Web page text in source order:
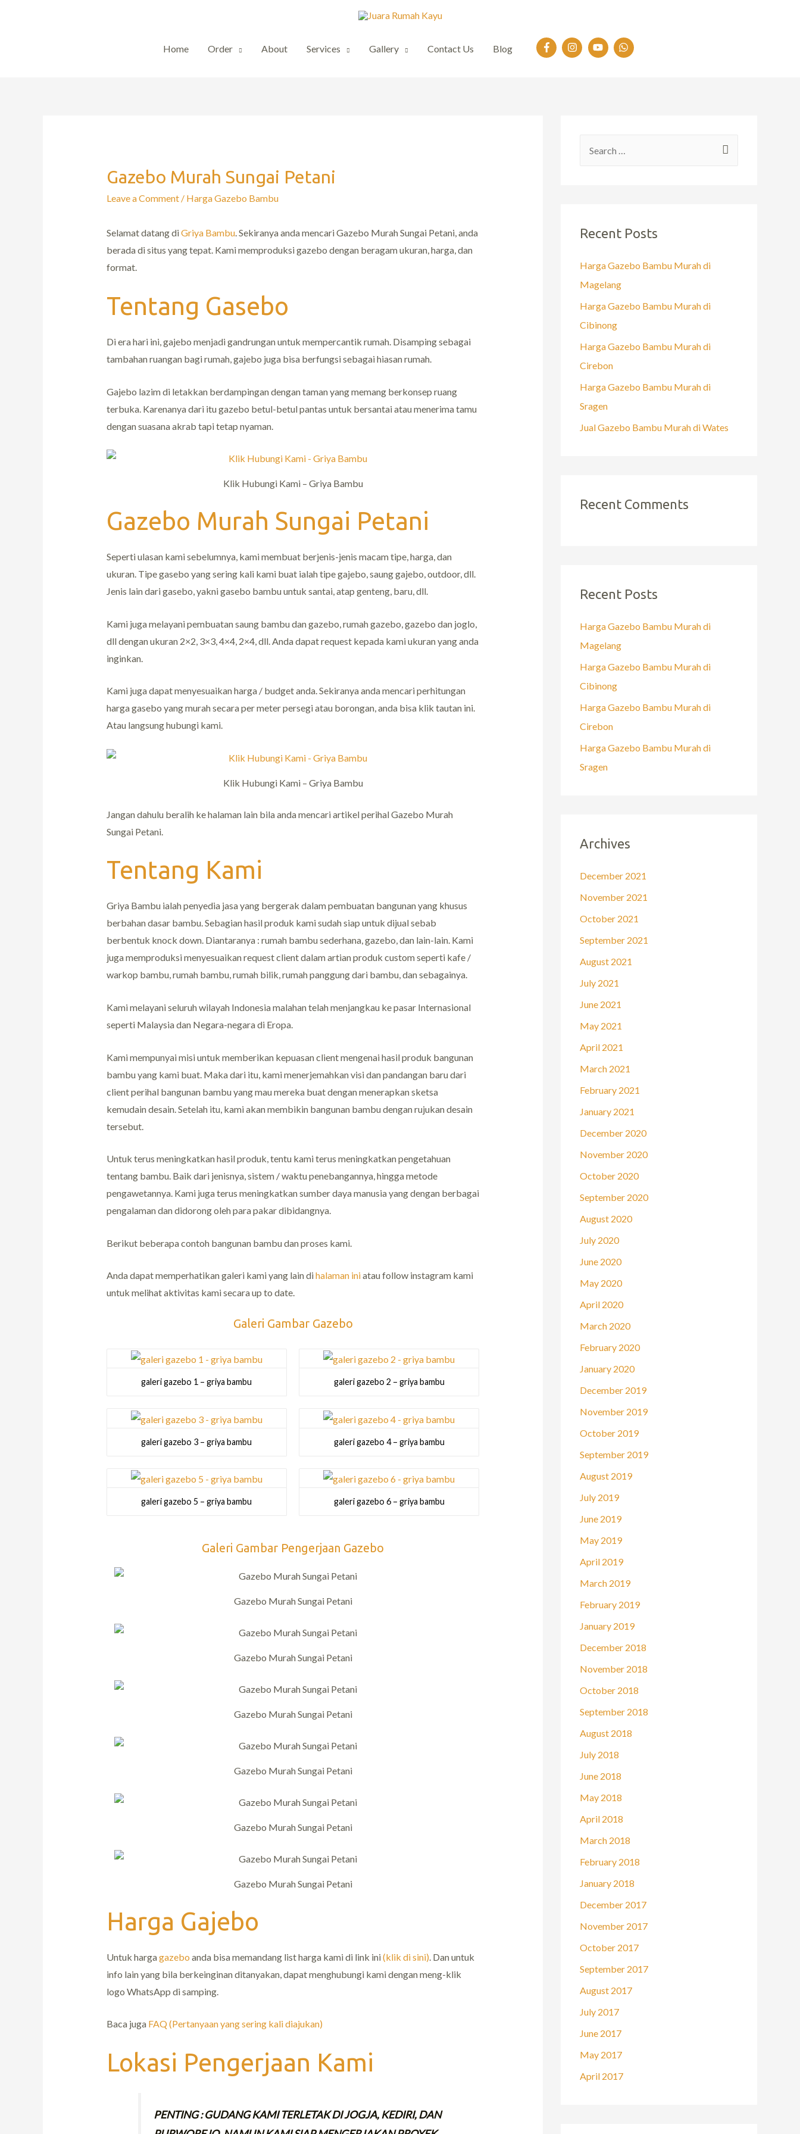
Home Order About Services Gallery Contact Us Blog
Gazebo Murah Sungai Petani
Leave a Comment / Harga Gazebo Bambu
Selamat datang diGriya Bambu. Sekiranya anda mencari Gazebo Murah Sungai Petani, anda
berada di situs yang tepat. Kami memproduksi gazebo dengan beragam ukuran, harga, dan
format.
Tentang Gasebo
Di era hari ini, gajebo menjadi gandrungan untuk mempercantik rumah. Disamping sebagai
tambahan ruangan bagi rumah, gajebo juga bisa berfungsi sebagai hiasan rumah.
Gajebo lazim di letakkan berdampingan dengan taman yang memang berkonsep ruang
terbuka. Karenanya dari itu gazebo betul-betul pantas untuk bersantai atau menerima tamu
dengan suasana akrab tapi tetap nyaman.
Klik Hubungi Kami – Griya Bambu
Gazebo Murah Sungai Petani
Seperti ulasan kami sebelumnya, kami membuat berjenis-jenis macam tipe, harga, dan
ukuran. Tipe gasebo yang sering kali kami buat ialah tipe gajebo, saung gajebo, outdoor, dll.
Jenis lain dari gasebo, yakni gasebo bambu untuk santai, atap genteng, baru, dll.
Kami juga melayani pembuatan saung bambu dan gazebo, rumah gazebo, gazebo dan joglo,
dll dengan ukuran 2×2, 3×3, 4×4, 2×4, dll. Anda dapat request kepada kami ukuran yang anda
inginkan.
Kami juga dapat menyesuaikan harga / budget anda. Sekiranya anda mencari perhitungan
harga gasebo yang murah secara per meter persegi atau borongan, anda bisa klik tautan ini.
Atau langsung hubungi kami.
Klik Hubungi Kami – Griya Bambu
Jangan dahulu beralih ke halaman lain bila anda mencari artikel perihal Gazebo Murah
Sungai Petani.
Tentang Kami
Griya Bambu ialah penyedia jasa yang bergerak dalam pembuatan bangunan yang khusus
berbahan dasar bambu. Sebagian hasil produk kami sudah siap untuk dijual sebab
berbentuk knock down. Diantaranya : rumah bambu sederhana, gazebo, dan lain-lain. Kami
juga memproduksi menyesuaikan request client dalam artian produk custom seperti kafe /
warkop bambu, rumah bambu, rumah bilik, rumah panggung dari bambu, dan sebagainya.
Kami melayani seluruh wilayah Indonesia malahan telah menjangkau ke pasar Internasional
seperti Malaysia dan Negara-negara di Eropa.
Kami mempunyai misi untuk memberikan kepuasan client mengenai hasil produk bangunan
bambu yang kami buat. Maka dari itu, kami menerjemahkan visi dan pandangan baru dari
client perihal bangunan bambu yang mau mereka buat dengan menerapkan sketsa
kemudain desain. Setelah itu, kami akan membikin bangunan bambu dengan rujukan desain
tersebut.
Untuk terus meningkatkan hasil produk, tentu kami terus meningkatkan pengetahuan
tentang bambu. Baik dari jenisnya, sistem / waktu penebangannya, hingga metode
pengawetannya. Kami juga terus meningkatkan sumber daya manusia yang dengan berbagai
pengalaman dan didorong oleh para pakar dibidangnya.
Berikut beberapa contoh bangunan bambu dan proses kami.
Anda dapat memperhatikan galeri kami yang lain dihalaman iniatau follow instagram kami
untuk melihat aktivitas kami secara up to date.
Galeri Gambar Gazebo
galeri gazebo 1 – griya bambu galeri gazebo 2 – griya bambu
galeri gazebo 3 – griya bambu galeri gazebo 4 – griya bambu
galeri gazebo 5 – griya bambu galeri gazebo 6 – griya bambu
Galeri Gambar Pengerjaan Gazebo
Gazebo Murah Sungai Petani
Gazebo Murah Sungai Petani
Gazebo Murah Sungai Petani
Gazebo Murah Sungai Petani
Gazebo Murah Sungai Petani
Gazebo Murah Sungai Petani
Harga Gajebo
Untuk hargagazebo anda bisa memandang list harga kami di link ini(klik di sini) . Dan untuk
info lain yang bila berkeinginan ditanyakan, dapat menghubungi kami dengan meng-klik
logo WhatsApp di samping.
Baca juga FAQ (Pertanyaan yang sering kali diajukan)
Lokasi Pengerjaan Kami
PENTING : GUDANG KAMI TERLETAK DI JOGJA, KEDIRI, DAN
Recent Posts
Harga Gazebo Bambu Murah di
Magelang
Harga Gazebo Bambu Murah di
Cibinong
Harga Gazebo Bambu Murah di
Cirebon
Harga Gazebo Bambu Murah di
Sragen
Jual Gazebo Bambu Murah di Wates
Recent Comments
Recent Posts
Harga Gazebo Bambu Murah di
Magelang
Harga Gazebo Bambu Murah di
Cibinong
Harga Gazebo Bambu Murah di
Cirebon
Harga Gazebo Bambu Murah di
Sragen
Archives
December 2021
November 2021
October 2021
September 2021
August 2021
July 2021
June 2021
May 2021
April 2021
March 2021
February 2021
January 2021
December 2020
November 2020
October 2020
September 2020
August 2020
July 2020
June 2020
May 2020
April 2020
March 2020
February 2020
January 2020
December 2019
November 2019
October 2019
September 2019
August 2019
July 2019
June 2019
May 2019
April 2019
March 2019
February 2019
January 2019
December 2018
November 2018
October 2018
September 2018
August 2018
July 2018
June 2018
May 2018
April 2018
March 2018
February 2018
January 2018
December 2017
November 2017
October 2017
September 2017
August 2017
July 2017
June 2017
May 2017
April 2017